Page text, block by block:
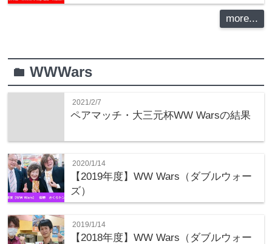
more...
folderWWWars
2021/2/7
ペアマッチ・大三元杯WW Warsの結果
2020/1/14
【2019年度】WW Wars（ダブルウォー
ズ）
2019/1/14
【2018年度】WW Wars（ダブルウォー